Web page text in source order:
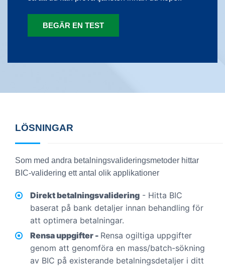
BEGÄR EN TEST
LÖSNINGAR
Som med andra betalningsvalideringsmetoder hittar
BIC-validering ett antal olik applikationer
Direkt betalningsvalidering - Hitta BIC
baserat på bank detaljer innan behandling för
att optimera betalningar.
Rensa uppgifter - Rensa ogiltiga uppgifter
genom att genomföra en mass/batch-sökning
av BIC på existerande betalningsdetaljer i ditt